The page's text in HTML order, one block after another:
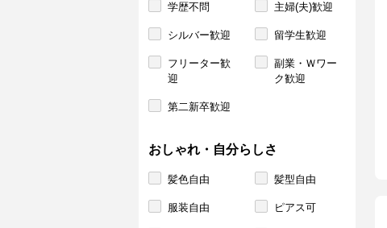
学歴不問 主婦(夫)歓迎
シルバー歓迎 留学生歓迎
フリーター歓
迎
副業・Ｗワー
ク歓迎
第二新卒歓迎
おしゃれ・自分らしさ
髪色自由 髪型自由
服装自由 ピアス可